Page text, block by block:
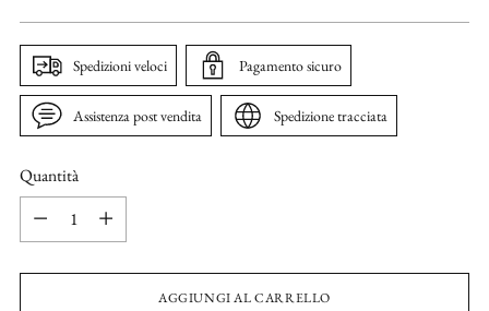
Spedizioni veloci Pagamento sicuro
Assistenza post vendita Spedizione tracciata
Quantità
Quantità
AGGIUNGI AL CARRELLO